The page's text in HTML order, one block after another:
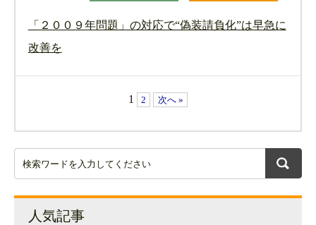
「２００９年問題」の対応で“偽装請負化”は早急に
改善を
1 2 次へ »
人気記事